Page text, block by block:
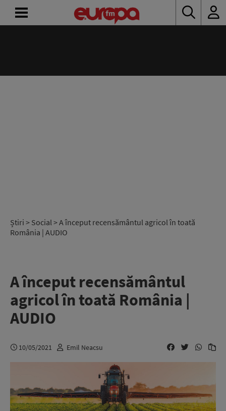
Știri > Social> A început recensământul agricol în toată
România | AUDIO
A început recensământul
agricol în toată România |
AUDIO
10/05/2021 Emil Neacsu